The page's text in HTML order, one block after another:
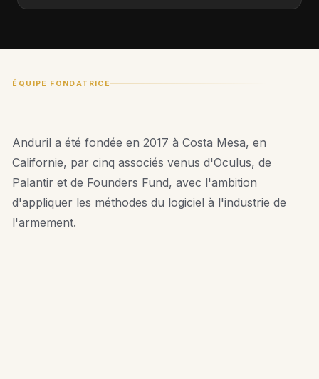
ÉQUIPE FONDATRICE
Anduril a été fondée en 2017 à Costa Mesa, en
Californie, par cinq associés venus d'Oculus, de
Palantir et de Founders Fund, avec l'ambition
d'appliquer les méthodes du logiciel à l'industrie de
l'armement.